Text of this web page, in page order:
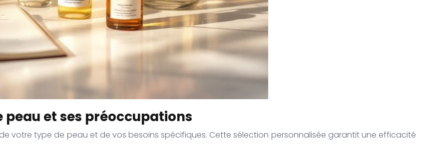
peau et ses préoccupations
votre type de peau et de vos besoins spécifiques. Cette sélection personnalisée garantit une efficacité